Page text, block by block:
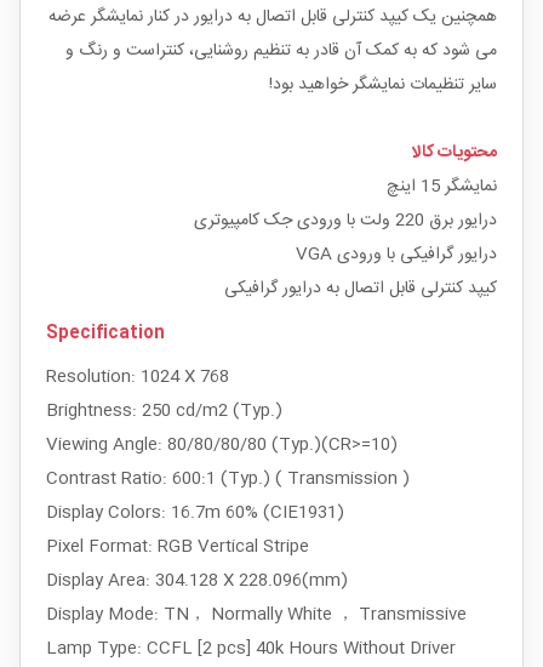
همچنین یک کیپد کنترلی قابل اتصال به درایور در کنار نمایشگر عرضه
می شود که به کمک آن قادر به تنظیم روشنایی، کنتراست و رنگ و
سایر تنظیمات نمایشگر خواهید بود!
محتویات کالا
نمایشگر 15 اینچ
درایور برق 220 ولت با ورودی جک کامپیوتری
درایور گرافیکی با ورودی VGA
کیپد کنترلی قابل اتصال به درایور گرافیکی
Specification
Resolution: 1024 X 768
Brightness: 250 cd/m2 (Typ.)
Viewing Angle: 80/80/80/80 (Typ.)(CR>=10)
Contrast Ratio: 600:1 (Typ.) ( Transmission )
Display Colors: 16.7m 60% (CIE1931)
Pixel Format: RGB Vertical Stripe
Display Area: 304.128 X 228.096(mm)
Display Mode: TN， Normally White ， Transmissive
Lamp Type: CCFL [2 pcs] 40k Hours Without Driver